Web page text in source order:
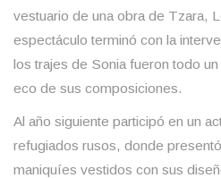
vestuario de una obra de Tzara,
espectáculo terminó con la
los trajes de Sonia fueron todo
eco de sus composiciones.
Al año siguiente participó en un
refugiados rusos, donde
maniquíes vestidos con sus